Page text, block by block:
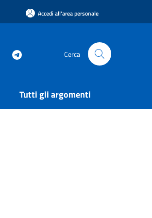
Accedi all'area personale
Cerca
Tutti gli argomenti